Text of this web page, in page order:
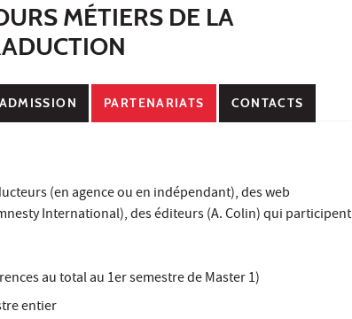
MÉTIERS DE LA
ADMISSION PARTENARIATS CONTACTS
(en agence ou en indépendant), des web
International), des éditeurs (A. Colin) qui participent
au total au 1er semestre de Master 1)
entier